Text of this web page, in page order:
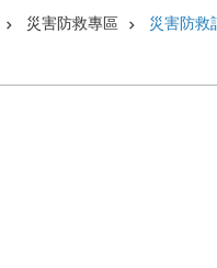
災害防救專區 災害防救